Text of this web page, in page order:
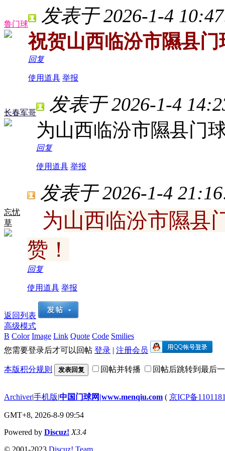
鲁门球
发表于 2026-1-4
祝贺山西临汾市隰县
回复
使用道具 举报
长春军哥
发表于 2026-1-4
为山西临汾市隰县门
回复
使用道具 举报
忘忧
草
发表于 2026-1-4
为山西临汾市隰县
赞！
回复
使用道具 举报
返回列表
高级模式
B Color Image Link Quote Code Smilies
您需要登录后才可以回帖 登录 | 注册会员
本版积分规则 发表回复 回帖并转播 回帖后跳转到最后
Archiver|手机版|中国门球网|www.menqiu.com ( 京ICP备
GMT+8, 2026-8-9 09:54
Powered by Discuz! X3.4
© 2001-2023 Discuz! Team